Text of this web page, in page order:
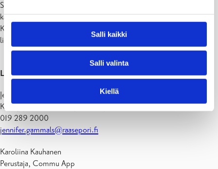
Salli kaikki
Salli valinta
Kiellä
Sovellus lanseerataan tiiviissä yhteistyössä Raaseporin Kyläfoorumin
kanssa ja se on ladattavissa joulukuun ensimmäisestä viikosta alkaen.
Kaupungin verkkosivuilta ja sosiaalisen median kanavista löytyvät
lisätietoja sovelluksesta lanseerauksen jälkeen.
Lisätiedot ja haastattelupyynnöt:
Jennifer Gammals
Kehityspäällikkö, Raaseporin kaupunki
019 289 2000
jennifer.gammals@raasepori.fi
Karoliina Kauhanen
Perustaja, Commu App